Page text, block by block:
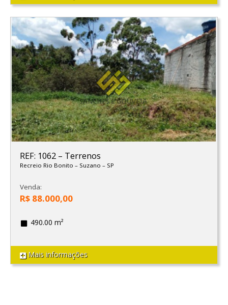
REF: 1062 – Terrenos
Recreio Rio Bonito – Suzano – SP
Venda:
R$ 88.000,00
490.00 m²
Mais informações